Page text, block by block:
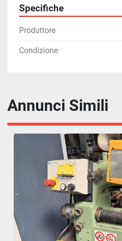
Specifiche
Produttore
Condizione
Annunci Simili